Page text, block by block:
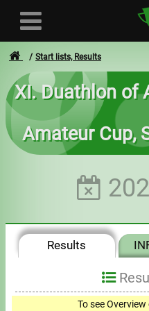
User
Login
- - -
Invoices
Start lists, Results
XI. Duathlon of
Amateur Cup,
Results
To see